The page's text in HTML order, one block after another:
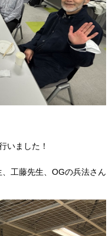
いました！
工藤先生、OGの兵法さん